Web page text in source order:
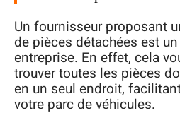
Un fournisseur proposant
de pièces détachées est
entreprise. En effet, cela
trouver toutes les pièces
en un seul endroit,
votre parc de véhicules.